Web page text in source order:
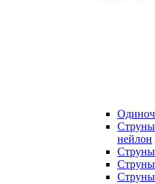
Струны
нейлон
Струны
Струны
Струны